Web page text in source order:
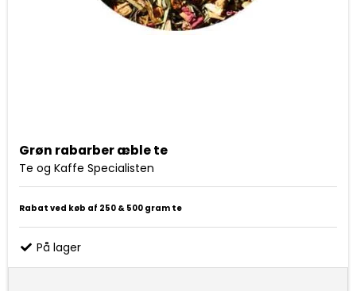
Grøn rabarber æble te
Te og Kaffe Specialisten
Rabat ved køb af 250 & 500 gram te
På lager